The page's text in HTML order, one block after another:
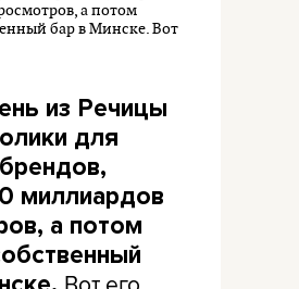
из Речицы
для
миллиардов
а потом